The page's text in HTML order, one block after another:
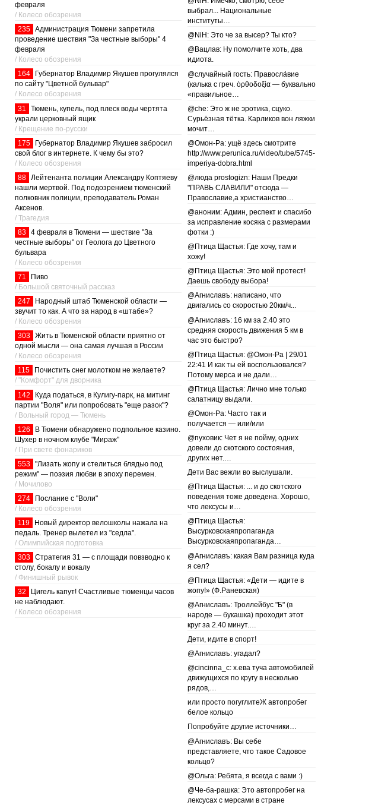
февраля
/ Колесо обозрения
235 Администрация Тюмени запретила
проведение шествия "За честные выборы" 4
февраля
/ Колесо обозрения
164
Губернатор Владимир Якушев прогулялся
по сайту "Цветной бульвар"
/ Колесо обозрения
31
Тюмень, купель, под плеск воды чертята
украли церковный ящик
/ Крещение по-русски
175
Губернатор Владимир Якушев забросил
свой блог в интернете. К чему бы это?
/ Колесо обозрения
88 Лейтенанта полиции Александру Коптяеву
нашли мертвой. Под подозрением тюменский
полковник полиции, преподаватель Роман
Аксенов.
/ Трагедия
83 4 февраля в Тюмени — шествие "За
честные выборы" от Геолога до Цветного
бульвара
/ Колесо обозрения
71
Пиво
/ Большой святочный рассказ
247
Народный штаб Тюменской области —
звучит то как. А что за народ в «штабе»?
/ Колесо обозрения
303 Жить в Тюменской области приятно от
одной мысли — она самая лучшая в России
/ Колесо обозрения
115
Почистить снег молотком не желаете?
/ "Комфорт" для дворника
142
Куда податься, в Кулигу-парк, на митинг
партии "Воля" или попробовать "еще разок"?
/ Вольный город — Тюмень
126
В Тюмени обнаружено подпольное казино.
Шухер в ночном клубе "Мираж"
/ При свете фонариков
553 "Лизать жопу и стелиться блядью под
режим" — поэзия любви в эпоху перемен.
/ Мочилово
274
Послание с "Воли"
/ Колесо обозрения
119
Новый директор велошколы нажала на
педаль. Тренер вылетел из "седла".
/ Олимпийская подготовка
303 Стратегия 31 — с площади повзводно к
столу, бокалу и вокалу
/ Финишный рывок
32
Цигель капут! Счастливые тюменцы часов
не наблюдают.
/ Колесо обозрения
выбрал... Национальные
институты…
@NiH: Это че за высер? Ты кто?
@Вацлав: Ну помолчите хоть, два
идиота.
@случайный гость: Правосла́вие
(калька с греч. ὀρθοδοξία — буквально
«правильное…
@che: Это ж не эротика, сцуко.
Сурьёзная тётка. Карликов вон ляжки
мочит…
@Омон-Ра: ущё здесь смотрите
http://www.perunica.ru/video/tube/5745-
imperiya-dobra.html
@люда prostogizn: Наши Предки
"ПРАВЬ СЛАВИЛИ" отсюда —
Православие,а христианство…
@аноним: Админ, респект и спасибо
за исправление косяка с размерами
фотки :)
@Птица Щастья: Где хочу, там и
хожу!
@Птица Щастья: Это мой протест!
Даешь свободу выбора!
@Агниславъ: написано, что
двигались со скоростью 20км/ч...
@Агниславъ: 16 км за 2.40 это
средняя скорость движения 5 км в
час это быстро?
@Птица Щастья: @Омон-Ра | 29/01
22:41 И как ты ей воспользовался?
Потому мерса и не дали…
@Птица Щастья: Лично мне только
салатницу выдали.
@Омон-Ра: Часто так и
получается — или/или
@пуховик: Чет я не пойму, одних
довели до скотского состояния,
других нет.…
Дети Вас вежли во выслушали.
@Птица Щастья: ... и до скотского
поведения тоже доведена. Хорошо,
что лексусы и…
@Птица Щастья:
Высурковскаяпропаганда
Высурковскаяпропаганда…
@Агниславъ: какая Вам разница куда
я сел?
@Птица Щастья: «Дети — идите в
жопу!» (Ф.Раневская)
@Агниславъ: Троллейбус "Б" (в
народе — букашка) проходит этот
круг за 2.40 минут.…
Дети, идите в спорт!
@Агниславъ: угадал?
@cincinna_c: х.ева туча автомобилей
движущихся по кругу в несколько
рядов,…
или просто погуглитеЖ автопробег
белое кольцо
Попробуйте другие источники…
@Агниславъ: Вы себе
представляете, что такое Садовое
кольцо?
@Ольга: Ребята, я всегда с вами :)
@Че-ба-рашка: Это автопробег на
лексусах с мерсами в стране